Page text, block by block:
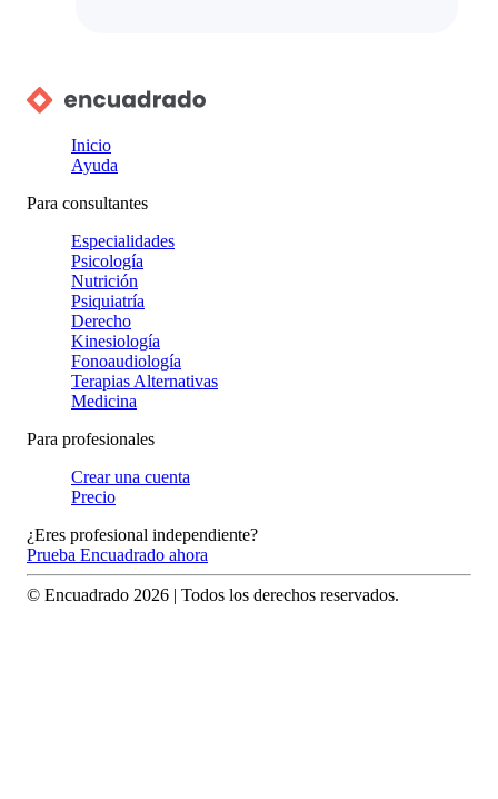
Inicio
Ayuda
Para consultantes
Especialidades
Psicología
Nutrición
Psiquiatría
Derecho
Kinesiología
Fonoaudiología
Terapias Alternativas
Medicina
Para profesionales
Crear una cuenta
Precio
¿Eres profesional independiente?
Prueba Encuadrado ahora
© Encuadrado 2026 | Todos los derechos reservados.